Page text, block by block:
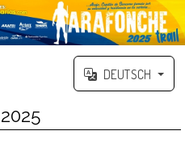
DEUTSCH